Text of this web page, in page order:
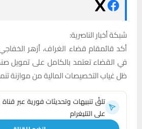
شبكة أخبار الناصرية:
أكد قائمقام قضاء الغراف، أزهر
في القضاء تعتمد بالكامل على تمويل
ظل غياب التخصيصات المالية من موازنة
تلقَّ تنبيهات وتحديثات فورية عبر قناة
على التليغرام